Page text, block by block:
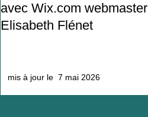
avec Wix.com webmaster
Elisabeth Flénet
mis à jour le 7 mai 2026